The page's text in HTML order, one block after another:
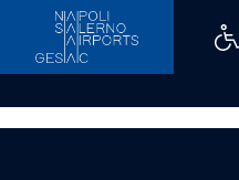
Dettaglio -